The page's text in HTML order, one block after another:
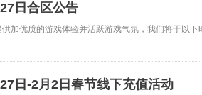
日合区公告
日-2月2日春节线下充值活动